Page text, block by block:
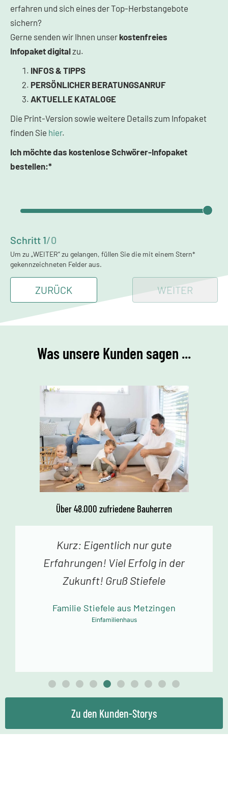
erfahren und sich eines der Top-Herbstangebote
sichern?
Gerne senden wir Ihnen unser kostenfreies
Infopaketdigitalzu.
INFOS & TIPPS
PERSÖNLICHER BERATUNGSANRUF
AKTUELLE KATALOGE
Die Print-Version sowie weitere Details zum Infopaket
finden Sie hier.
Ich möchte das kostenlose Schwörer-Infopaket
bestellen:*
Schritt 1/0
Um zu „WEITER“ zu gelangen, füllen Sie die mit einem Stern*
gekennzeichneten Felder aus.
ZURÜCK WEITER
Was unsere Kunden sagen ...
Über 48.000 zufriedene Bauherren
Kurz: Eigentlich nur gute
Erfahrungen! Viel Erfolg in der
Zukunft! Gruß Stiefele
Familie Stiefele aus Metzingen
Einfamilienhaus
Zu den Kunden-Storys